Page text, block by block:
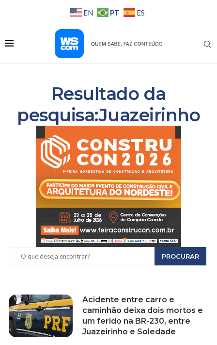
EN PT ES
Resultado da
pesquisa:Juazeirinho
PROCURAR
Acidente entre carro e
caminhão deixa dois mortos e
um ferido na BR-230, entre
Juazeirinho e Soledade